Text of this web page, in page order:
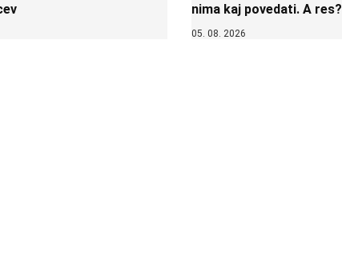
nima kaj povedati. A res?
05. 08. 2026